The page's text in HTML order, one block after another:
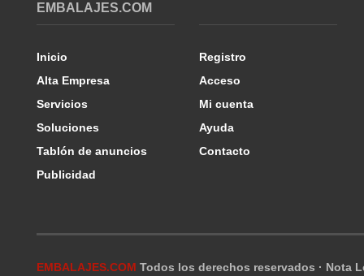
EMBALAJES.COM
Inicio
Alta Empresa
Servicios
Soluciones
Tablón de anuncios
Publicidad
Registro
Acceso
Mi cuenta
Ayuda
Contacto
EMBALAJES.COM Todos los derechos reservados · Nota